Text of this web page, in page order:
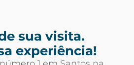
sua visita.
experiência!